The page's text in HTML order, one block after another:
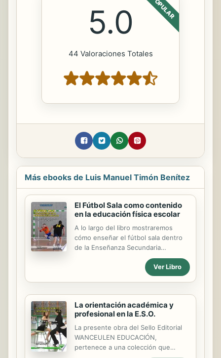
POPULAR
5.0
44 Valoraciones Totales
Más ebooks de Luis Manuel Timón Benítez
El Fútbol Sala como contenido
en la educación física escolar
A lo largo del libro mostraremos
cómo enseñar el fútbol sala dentro
de la Enseñanza Secundaria
Obligatoria y en el Bachillerato,
analizando las diferentes estrategias
metodológicas posibles para su
cuestión ¿Cómo enseñar el fútbol
sala? Pasaremos también por el
papel de las alumnas en este
concepto de deporte de equipo,
donde el alumno siempre ha sido el
actor principal, Nuestra intención
Ver Libro
La orientación académica y
profesional en la E.S.O.
La presente obra del Sello Editorial
WANCEULEN EDUCACIÓN,
pertenece a una colección que